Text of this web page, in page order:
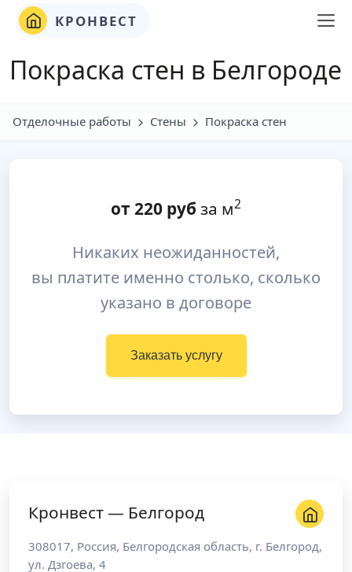
КРОНВЕСТ
Покраска стен в Белгородe
Отделочные работы Стены Покраска стен
от 220 руб за м2
Никаких неожиданностей,
вы платите именно столько, сколько
указано в договоре
Заказать услугу
Кронвест — Белгород
308017, Россия, Белгородская область, г. Белгород,
ул. Дзгоева, 4